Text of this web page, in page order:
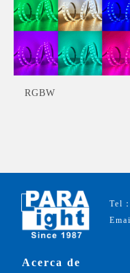
RGBW
Tel
Acerca de